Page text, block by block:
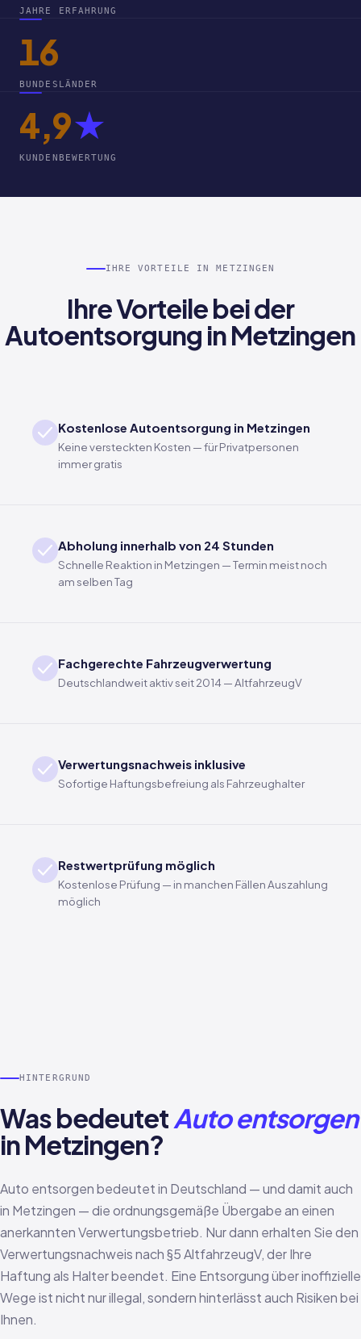
JAHRE ERFAHRUNG
16
BUNDESLÄNDER
4,9★
KUNDENBEWERTUNG
IHRE VORTEILE IN METZINGEN
Ihre Vorteile bei der
Autoentsorgung in Metzingen
Kostenlose Autoentsorgung in Metzingen
Keine versteckten Kosten — für Privatpersonen
immer gratis
Abholung innerhalb von 24 Stunden
Schnelle Reaktion in Metzingen — Termin meist noch
am selben Tag
Fachgerechte Fahrzeugverwertung
Deutschlandweit aktiv seit 2014 — AltfahrzeugV
Verwertungsnachweis inklusive
Sofortige Haftungsbefreiung als Fahrzeughalter
Restwertprüfung möglich
Kostenlose Prüfung — in manchen Fällen Auszahlung
möglich
HINTERGRUND
Was bedeutetAuto entsorgen
in Metzingen?
Auto entsorgen bedeutet in Deutschland — und damit auch
in Metzingen — die ordnungsgemäße Übergabe an einen
anerkannten Verwertungsbetrieb. Nur dann erhalten Sie den
Verwertungsnachweis nach §5 AltfahrzeugV, der Ihre
Haftung als Halter beendet. Eine Entsorgung über inoffizielle
Wege ist nicht nur illegal, sondern hinterlässt auch Risiken bei
Ihnen.